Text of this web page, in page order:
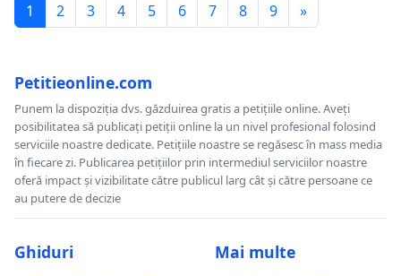
1 2 3 4 5 6 7 8 9 »
Petitieonline.com
Punem la dispoziția dvs. găzduirea gratis a petițiile online. Aveți
posibilitatea să publicați petiții online la un nivel profesional folosind
serviciile noastre dedicate. Petițiile noastre se regăsesc în mass media
în fiecare zi. Publicarea petițiilor prin intermediul serviciilor noastre
oferă impact și vizibilitate către publicul larg cât și către persoane ce
au putere de decizie
Ghiduri Mai multe